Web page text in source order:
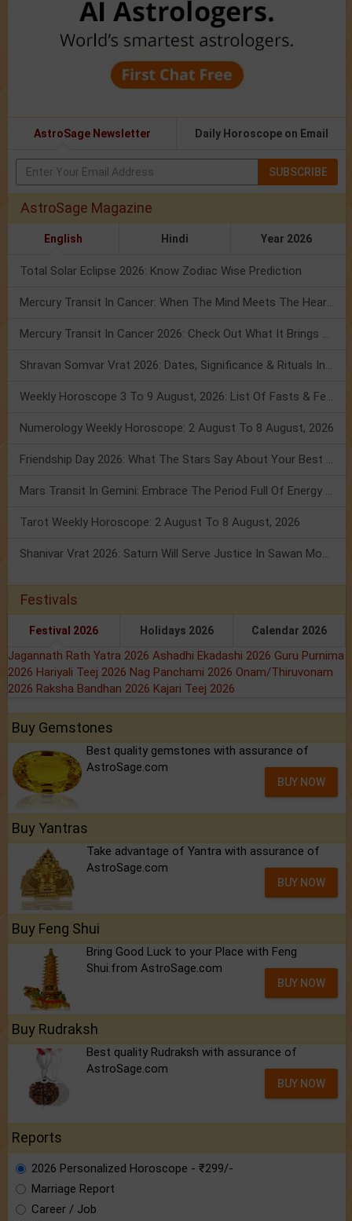
AstroSage Newsletter Daily Horoscope on Email
SUBSCRIBE
AstroSage Magazine
English Hindi Year 2026
Total Solar Eclipse 2026: Know Zodiac Wise Prediction
Mercury Transit In Cancer: When The Mind Meets The Heart!
Mercury Transit In Cancer 2026: Check Out What It Brings For You
Shravan Somvar Vrat 2026: Dates, Significance & Rituals In August
Weekly Horoscope 3 To 9 August, 2026: List Of Fasts & Festivals
Numerology Weekly Horoscope: 2 August To 8 August, 2026
Friendship Day 2026: What The Stars Say About Your Best Friend!
Mars Transit In Gemini: Embrace The Period Full Of Energy & Intelligence
Tarot Weekly Horoscope: 2 August To 8 August, 2026
Shanivar Vrat 2026: Saturn Will Serve Justice In Sawan Month!
Festivals
Festival 2026 Holidays 2026 Calendar 2026
Jagannath Rath Yatra 2026 Ashadhi Ekadashi 2026 Guru Purnima
2026 Hariyali Teej 2026 Nag Panchami 2026 Onam/Thiruvonam
2026 Raksha Bandhan 2026 Kajari Teej 2026
Buy Gemstones
Best quality gemstones with assurance of
AstroSage.com
BUY NOW
Buy Yantras
Take advantage of Yantra with assurance of
AstroSage.com
BUY NOW
Buy Feng Shui
Bring Good Luck to your Place with Feng
Shui.from AstroSage.com
BUY NOW
Buy Rudraksh
Best quality Rudraksh with assurance of
AstroSage.com
BUY NOW
Reports
2026 Personalized Horoscope - ₹299/-
Marriage Report
Career / Job